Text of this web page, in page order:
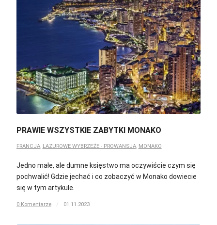
PRAWIE WSZYSTKIE ZABYTKI MONAKO
FRANCJA, LAZUROWE WYBRZEŻE - PROWANSJA, MONAKO
Jedno małe, ale dumne księstwo ma oczywiście czym się
pochwalić! Gdzie jechać i co zobaczyć w Monako dowiecie
się w tym artykule.
0 Komentarze / 01.11.2023